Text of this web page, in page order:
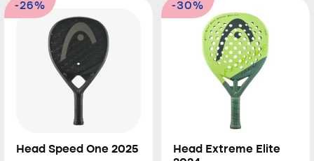
-26%
Head Speed One 2025
-30%
Head Extreme Elite